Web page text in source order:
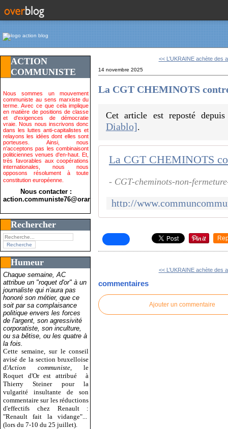
ACTION
COMMUNISTE
Nous sommes un mouvement
communiste au sens marxiste du
terme. Avec ce que cela implique
en matière de positions de classe
et d'exigences de démocratie
vraie. Nous nous inscrivons donc
dans les luttes anti-capitalistes et
relayons les idées dont elles sont
porteuses. Ainsi, nous
n'acceptons pas les combinaisont
politiciennes venues d'en-haut. Et,
très favorables aux coopérations
internationales, nous nous
opposons résolument à toute
constitution européenne.
Nous contacter :
action.communiste76@orange.fr>
Rechercher
Humeur
Chaque semaine, AC
attribue un "roquet d'or" à un
journaliste qui n'aura pas
honoré son métier, que ce
soit par sa complaisance
politique envers les forces
de l'argent, son agressivité
corporatiste, son inculture,
ou sa bêtise, ou les quatre à
la fois.
Cette semaine, sur le conseil
avisé de la section bruxelloise
d'Action communiste , le
Roquet d'Or est attribué
à
Thierry Steiner pour la
vulgarité insultante de son
commentaire sur les réductions
d'effectifs chez Renault :
"Renault fait la vidange"...
(lors du 7-10 du 25 juillet).
<< L’UKRAINE achète des
14 novembre 2025
La CGT CHEMINOTS
Cet article est reposté
Diablo].
La CGT CHEMINOTS
- CGT-cheminots-non-
<< L’UKRAINE achète des
commentaires
Ajouter un commentaire